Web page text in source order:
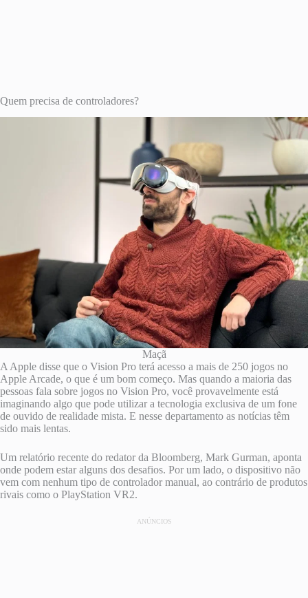
Quem precisa de controladores?
Maçã
A Apple disse que o Vision Pro terá acesso a mais de 250 jogos no
Apple Arcade, o que é um bom começo. Mas quando a maioria das
pessoas fala sobre jogos no Vision Pro, você provavelmente está
imaginando algo que pode utilizar a tecnologia exclusiva de um fone
de ouvido de realidade mista. E nesse departamento as notícias têm
sido mais lentas.
Um relatório recente do redator da Bloomberg, Mark Gurman, aponta
onde podem estar alguns dos desafios. Por um lado, o dispositivo não
vem com nenhum tipo de controlador manual, ao contrário de produtos
rivais como o PlayStation VR2.
ANÚNCIOS